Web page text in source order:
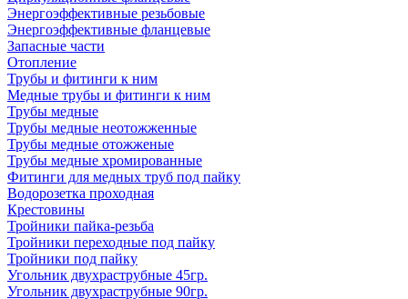
Энергоэффективные резьбовые
Энергоэффективные фланцевые
Запасные части
Отопление
Трубы и фитинги к ним
Медные трубы и фитинги к ним
Трубы медные
Трубы медные неотожженные
Трубы медные отожженые
Трубы медные хромированные
Фитинги для медных труб под пайку
Водорозетка проходная
Крестовины
Тройники пайка-резьба
Тройники переходные под пайку
Тройники под пайку
Угольник двухраструбные 45гр.
Угольник двухраструбные 90гр.